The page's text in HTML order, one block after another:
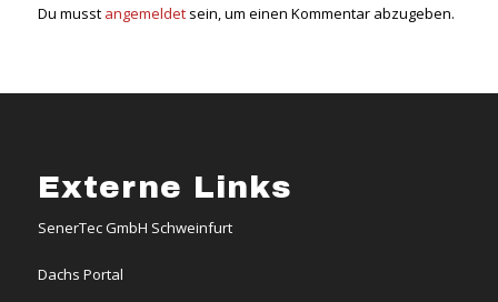
Du musst angemeldetsein, um einen Kommentar abzugeben.
Externe Links
SenerTec GmbH Schweinfurt
Dachs Portal